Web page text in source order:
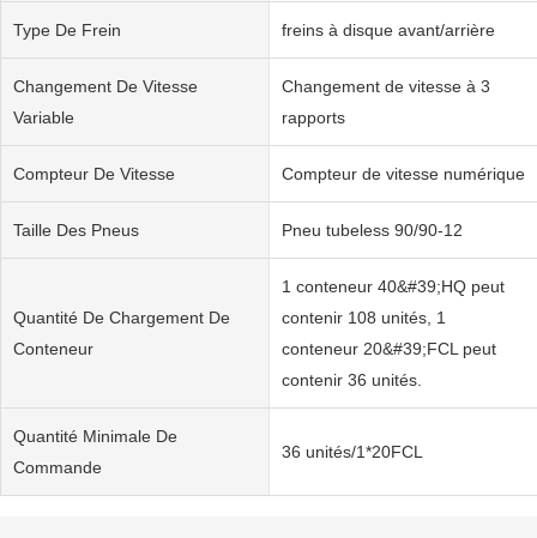
Type De Frein freins à disque avant/arrière
Changement De Vitesse
Variable
Changement de vitesse à 3
rapports
Compteur De Vitesse Compteur de vitesse numérique
Taille Des Pneus Pneu tubeless 90/90-12
Quantité De Chargement De
Conteneur
1 conteneur 40&#39;HQ peut
contenir 108 unités, 1
conteneur 20&#39;FCL peut
contenir 36 unités.
Quantité Minimale De
Commande
36 unités/1*20FCL